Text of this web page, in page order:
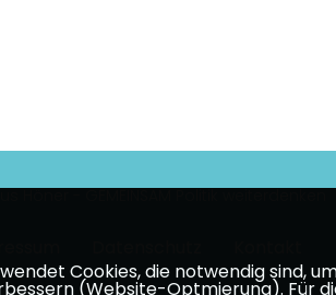
Cookies, die notwendig sind,
(Website-Optmierung). Für